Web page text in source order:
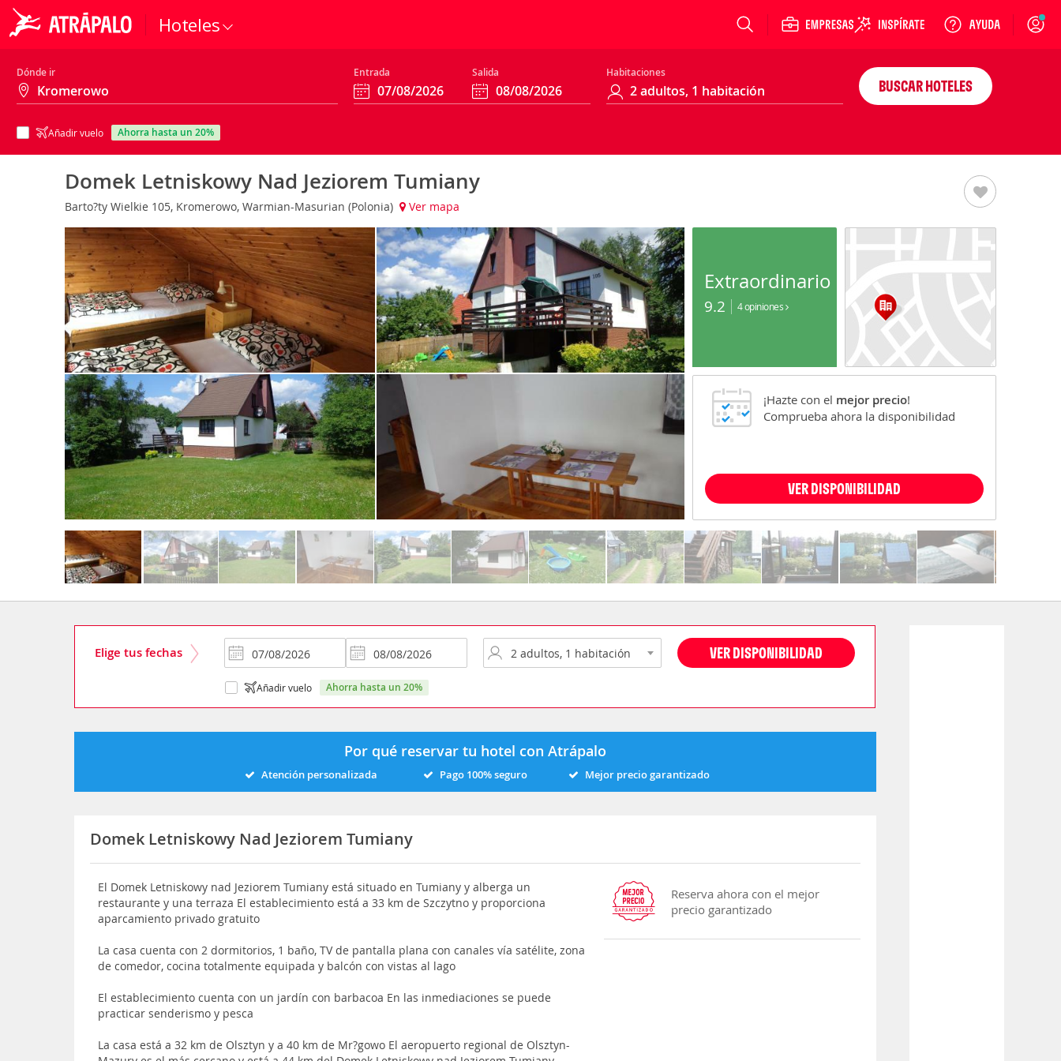
Hoteles Login
Dónde ir Entrada Salida Habitaciones
Añadir vuelo ahorra hasta un 20%
BUSCAR HOTELES
Domek Letniskowy Nad Jeziorem Tumiany
Barto?ty Wielkie 105, Kromerowo, Warmian-Masurian (Polonia) Ver mapa
Extraordinario
9.2 4 opiniones
¡Hazte con el mejor precio!
Comprueba ahora la disponibilidad
VER DISPONIBILIDAD
Elige tus fechas VER DISPONIBILIDAD
Añadir vuelo ahorra hasta un 20%
Por qué reservar tu hotel con Atrápalo
Atención personalizada Pago 100% seguro Mejor precio garantizado
Domek Letniskowy Nad Jeziorem Tumiany
El Domek Letniskowy nad Jeziorem Tumiany está situado en Tumiany y alberga un
restaurante y una terraza El establecimiento está a 33 km de Szczytno y proporciona
aparcamiento privado gratuito
La casa cuenta con 2 dormitorios, 1 baño, TV de pantalla plana con canales vía satélite, zona
de comedor, cocina totalmente equipada y balcón con vistas al lago
El establecimiento cuenta con un jardín con barbacoa En las inmediaciones se puede
practicar senderismo y pesca
La casa está a 32 km de Olsztyn y a 40 km de Mr?gowo El aeropuerto regional de Olsztyn-
Reserva ahora con el mejor
precio garantizado